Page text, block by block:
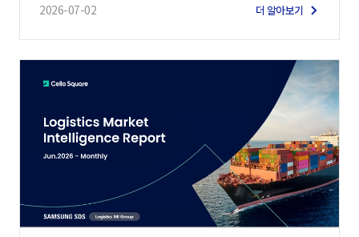
2026-07-02 더 알아보기